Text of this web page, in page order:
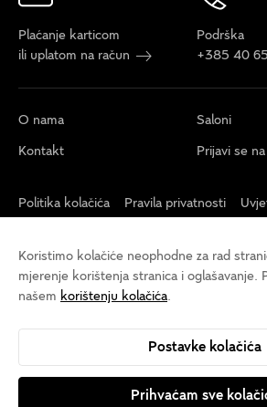
Koristimo kolačiće neophodne za rad
mjerenje korištenja stranica i oglašavanje.
našem korištenju kolačića.
Postavke kolačića
Prihvaćam sve
Plaćanje karticom
ili uplatom na račun
Podrška
+385 40
O nama
Saloni
Kontakt
Prijavi se
Politika kolačića Pravila privatnosti
Opći uvjeti veleprodaja